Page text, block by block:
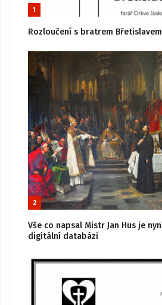
1
Rozloučení s bratrem
2
Vše co napsal Mistr Jan Hus je
digitální databázi